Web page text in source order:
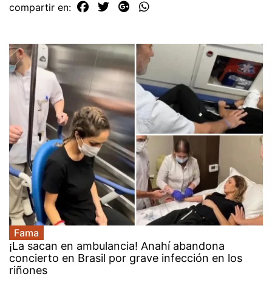
compartir en:
Fama
¡La sacan en ambulancia! Anahí abandona
concierto en Brasil por grave infección en los
riñones